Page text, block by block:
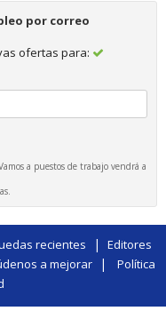
por correo
ofertas para:
a puestos de trabajo vendrá a
recientes | Editores
a mejorar|
Política